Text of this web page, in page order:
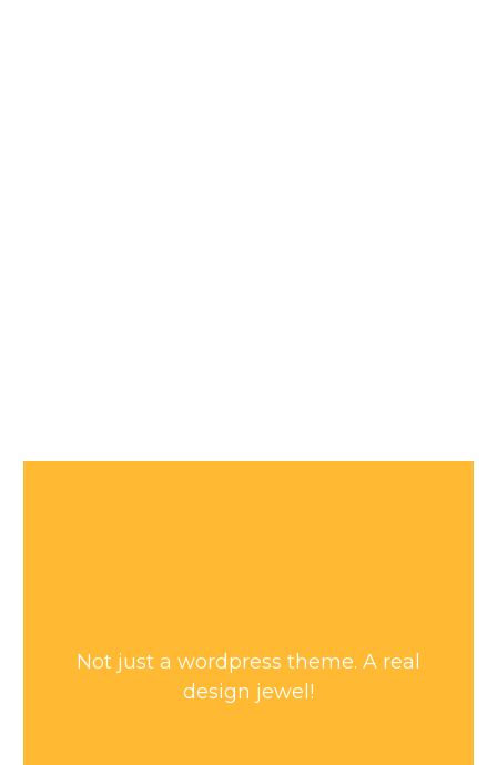
Not just a wordpress theme. A real
design jewel!